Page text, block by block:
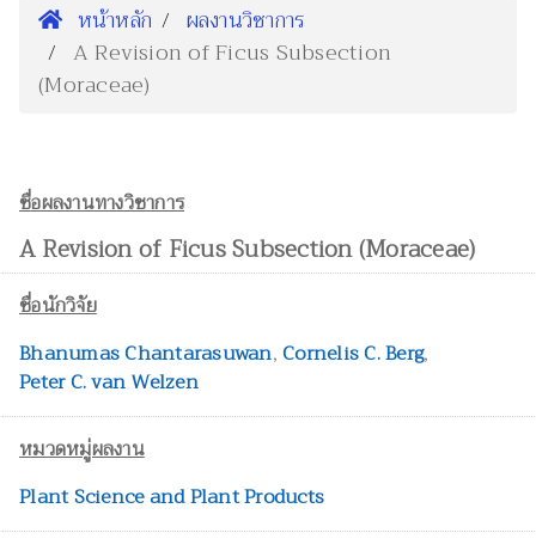
หน้าหลัก
ผลงานวิชาการ
A Revision of Ficus Subsection
(Moraceae)
ชื่อผลงานทางวิชาการ
A Revision of Ficus Subsection (Moraceae)
ชื่อนักวิจัย
Bhanumas Chantarasuwan,Cornelis C. Berg,
Peter C. van Welzen
หมวดหมู่ผลงาน
Plant Science and Plant Products